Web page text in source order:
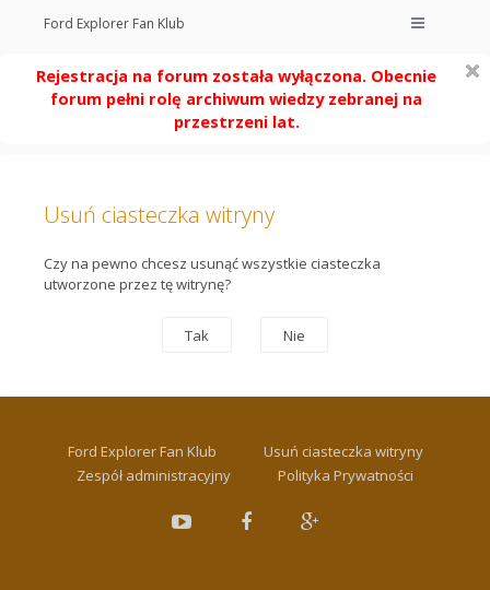
Ford Explorer Fan Klub
Rejestracja na forum została wyłączona. Obecnie
forum pełni rolę archiwum wiedzy zebranej na
przestrzeni lat.
Usuń ciasteczka witryny
Czy na pewno chcesz usunąć wszystkie ciasteczka
utworzone przez tę witrynę?
Ford Explorer Fan Klub
Usuń ciasteczka witryny
Zespół administracyjny
Polityka Prywatności